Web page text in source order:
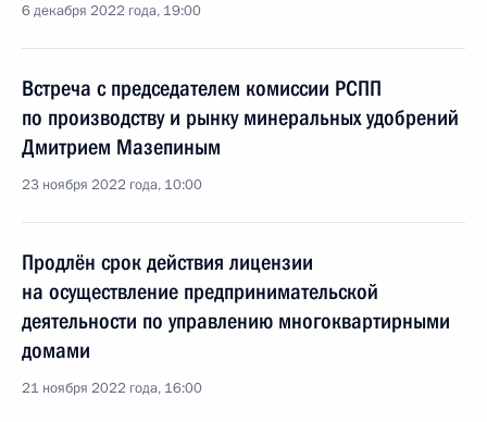
6 декабря 2022 года, 19:00
Встреча с председателем комиссии РСПП
по производству и рынку минеральных удобрений
Дмитрием Мазепиным
23 ноября 2022 года, 10:00
Продлён срок действия лицензии
на осуществление предпринимательской
деятельности по управлению многоквартирными
домами
21 ноября 2022 года, 16:00